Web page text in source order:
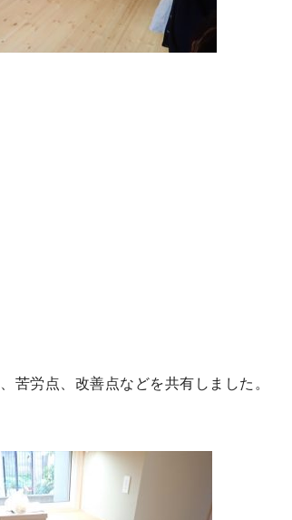
苦労点、改善点などを共有しました。